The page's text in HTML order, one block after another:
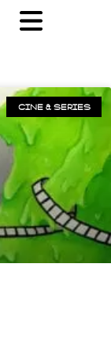
CINE & SERIES